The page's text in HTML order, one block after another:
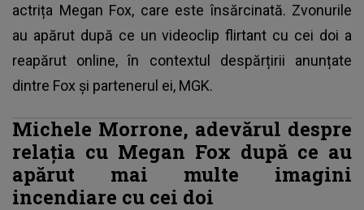
actrița Megan Fox, care este însărcinată. Zvonurile
au apărut după ce un videoclip flirtant cu cei doi a
reapărut online, în contextul despărțirii anunțate
dintre Fox și partenerul ei, MGK.
Michele Morrone, adevărul despre
relația cu Megan Fox după ce au
apărut mai multe imagini
incendiare cu cei doi